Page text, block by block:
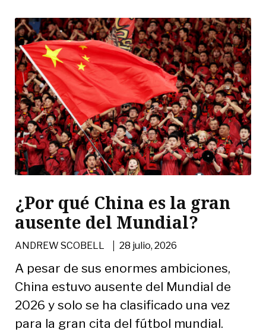
¿Por qué China es la gran
ausente del Mundial?
ANDREW SCOBELL |28 julio, 2026
A pesar de sus enormes ambiciones,
China estuvo ausente del Mundial de
2026 y solo se ha clasificado una vez
para la gran cita del fútbol mundial.